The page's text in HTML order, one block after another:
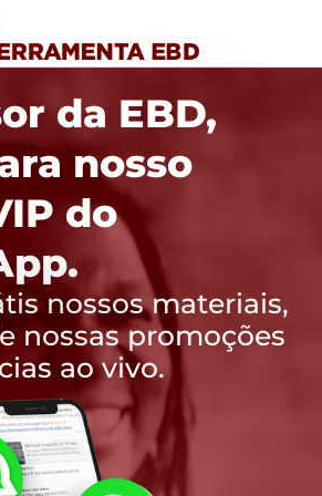
da EBD,
nosso
do
nossos materiais,
nossas promoções
ao vivo.